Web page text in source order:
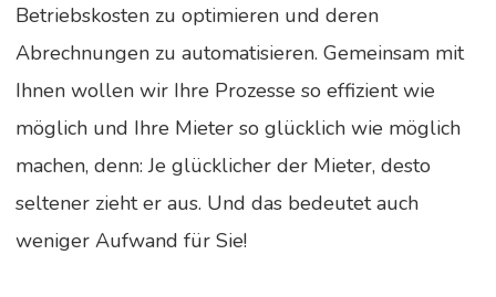
Betriebskosten zu optimieren und deren
Abrechnungen zu automatisieren. Gemeinsam mit
Ihnen wollen wir Ihre Prozesse so effizient wie
möglich und Ihre Mieter so glücklich wie möglich
machen, denn: Je glücklicher der Mieter, desto
seltener zieht er aus. Und das bedeutet auch
weniger Aufwand für Sie!